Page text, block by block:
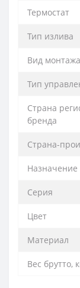
Термостат
Тип излива
Вид монтажа
Тип
Страна
бренда
Страна-
Назначение
Серия
Цвет
Материал
Вес брутто,